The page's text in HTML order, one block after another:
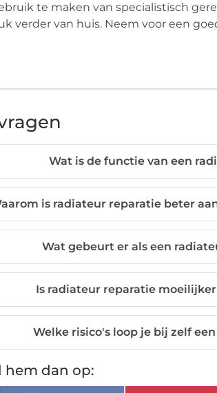
te maken van specialistisch
verder van huis. Neem voor een
Wat is de functie van een
is radiateur reparatie beter
Wat gebeurt er als een
Is radiateur reparatie
Welke risico's loop je bij zelf
hem dan op: